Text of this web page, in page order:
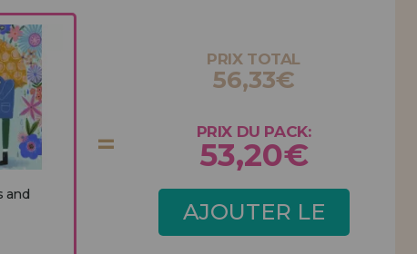
and
PRIX TOTAL
56,33€
PRIX DU PACK:
53,20€
AJOUTER LE